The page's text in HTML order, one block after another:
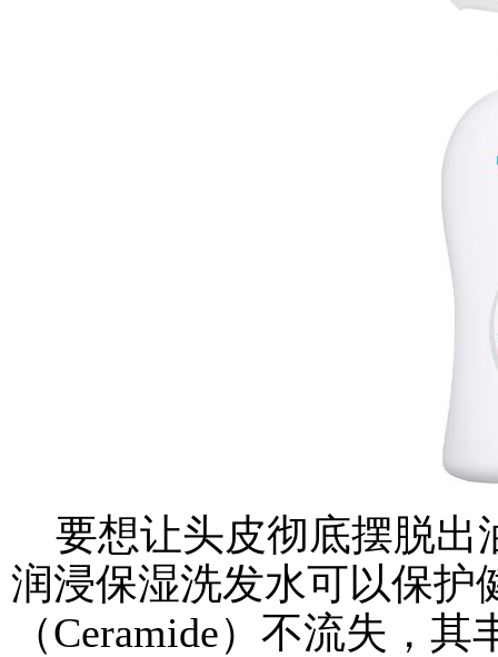
要想让头皮彻底摆脱出
润浸保湿洗发水可以保护
（Ceramide）不流失，